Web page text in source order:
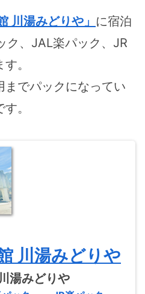
川湯みどりや」 に宿泊
ク、JAL楽パック、JR
。
までパックになってい
。
川湯みどりや